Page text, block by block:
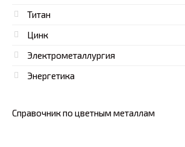
Титан
Цинк
Электрометаллургия
Энергетика
Справочник по цветным металлам